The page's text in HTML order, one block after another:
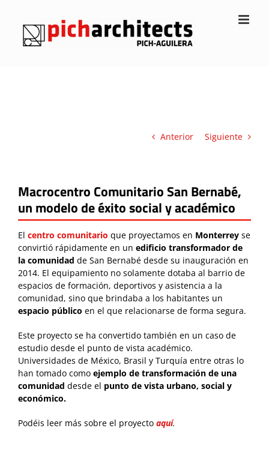
contenido
Anterior Siguiente
Macrocentro Comunitario San Bernabé,
un modelo de éxito social y académico
El centro comunitario que proyectamos en Monterrey se
convirtió rápidamente en un edificio transformador de
la comunidad de San Bernabé desde su inauguración en
2014. El equipamiento no solamente dotaba al barrio de
espacios de formación, deportivos y asistencia a la
comunidad, sino que brindaba a los habitantes un
espacio público en el que relacionarse de forma segura.
Este proyecto se ha convertido también en un caso de
estudio desde el punto de vista académico.
Universidades de México, Brasil y Turquía entre otras lo
han tomado como ejemplo de transformación de una
comunidad desde el punto de vista urbano, social y
económico.
Podéis leer más sobre el proyecto aquí.